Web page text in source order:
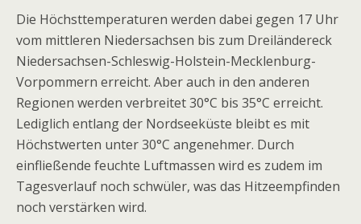
Die Höchsttemperaturen werden dabei gegen 17 Uhr
vom mittleren Niedersachsen bis zum Dreiländereck
Niedersachsen-Schleswig-Holstein-Mecklenburg-
Vorpommern erreicht. Aber auch in den anderen
Regionen werden verbreitet 30°C bis 35°C erreicht.
Lediglich entlang der Nordseeküste bleibt es mit
Höchstwerten unter 30°C angenehmer. Durch
einfließende feuchte Luftmassen wird es zudem im
Tagesverlauf noch schwüler, was das Hitzeempfinden
noch verstärken wird.